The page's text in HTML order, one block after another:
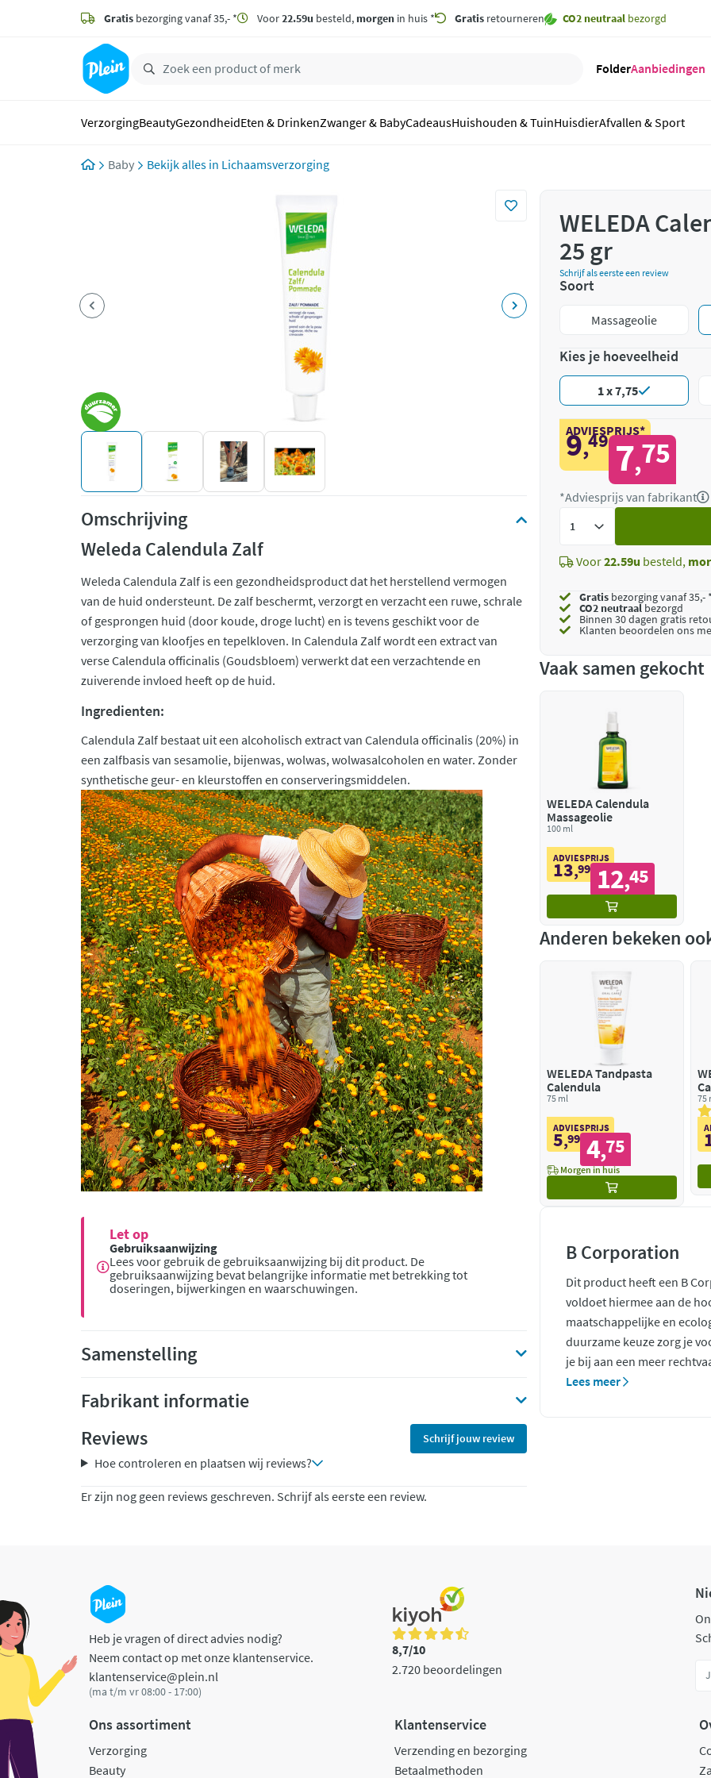
zoeken
hoofdinhoud
Gratis bezorging vanaf 35,- * Voor22.59u besteld, morgen in huis * Gratis retourneren CO2 neutraal bezorgd
FolderAanbiedingen
VerzorgingBeautyGezondheidEten & DrinkenZwanger & BabyCadeausHuishouden & TuinHuisdierAfvallen & Sport
Baby Lichaamsverzorging
Omschrijving
Weleda Calendula Zalf
Weleda Calendula Zalf is een gezondheidsproduct dat het herstellend vermogen
van de huid ondersteunt. De zalf beschermt, verzorgt en verzacht een ruwe, schrale
of gesprongen huid (door koude, droge lucht) en is tevens geschikt voor de
verzorging van kloofjes en tepelkloven. In Calendula Zalf wordt een extract van
verse Calendula officinalis (Goudsbloem) verwerkt dat een verzachtende en
zuiverende invloed heeft op de huid.
Ingredienten:
Calendula Zalf bestaat uit een alcoholisch extract van Calendula officinalis (20%) in
een zalfbasis van sesamolie, bijenwas, wolwas, wolwasalcoholen en water. Zonder
synthetische geur- en kleurstoffen en conserveringsmiddelen.
Let op
Gebruiksaanwijzing
Lees voor gebruik de gebruiksaanwijzing bij dit product. De
gebruiksaanwijzing bevat belangrijke informatie met betrekking tot
doseringen, bijwerkingen en waarschuwingen.
Samenstelling
Fabrikant informatie
Reviews
Schrijf jouw review
Hoe controleren en plaatsen wij reviews?
Er zijn nog geen reviews geschreven. Schrijf als eerste een review.
WELEDA
25 gr
Schrijf als eerste een review
Soort
Massageolie
Kies je hoeveelheid
1 x 7,75
ADVIESPRIJS*
9,49 7,75
*Adviesprijs van fabrikant
Voor22.59u besteld,
Gratis bezorging vanaf 35,-
CO2 neutraalbezorgd
Binnen 30 dagen gratis
Klanten beoordelen ons
Vaak samen gekocht
WELEDA Calendula
Massageolie
100 ml
ADVIESPRIJS
13,99 12,45
Anderen bekeken
WELEDA Tandpasta
Calendula
75 ml
ADVIESPRIJS
5,99 4,75
Morgen in huis
75
B Corporation
Dit product heeft een B
voldoet hiermee aan de
maatschappelijke en
duurzame keuze zorg je
je bij aan een meer
Lees meer
Heb je vragen of direct advies nodig?
Neem contact op met onze klantenservice.
klantenservice@plein.nl
(ma t/m vr 08:00 - 17:00)
8,7/10
2.720 beoordelingen
Ons assortiment
Verzorging
Beauty
Klantenservice
Verzending en bezorging
Betaalmethoden